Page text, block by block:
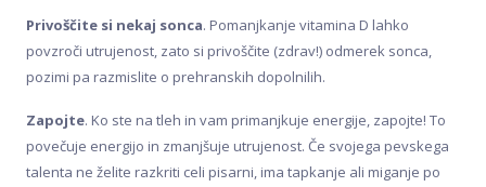
Privoščite si nekaj sonca. Pomanjkanje vitamina D lahko
povzroči utrujenost, zato si privoščite (zdrav!) odmerek sonca,
pozimi pa razmislite o prehranskih dopolnilih.
Zapojte. Ko ste na tleh in vam primanjkuje energije, zapojte! To
povečuje energijo in zmanjšuje utrujenost. Če svojega pevskega
talenta ne želite razkriti celi pisarni, ima tapkanje ali miganje po